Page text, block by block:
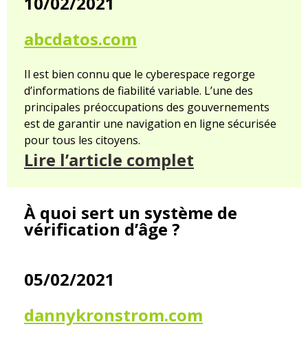
abcdatos.com
Il est bien connu que le cyberespace regorge
d’informations de fiabilité variable. L’une des
principales préoccupations des gouvernements
est de garantir une navigation en ligne sécurisée
pour tous les citoyens.
Lire l’article complet
À quoi sert un système de
vérification d’âge ?
05/02/2021
dannykronstrom.com